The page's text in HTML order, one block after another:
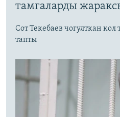
тамгаларды
Сот Текебаев чогулткан
тапты